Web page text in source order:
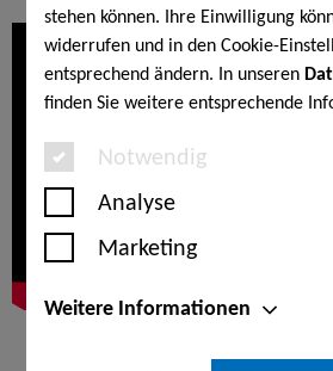
stehen können. Ihre Einwilligung
widerrufen und in den Cookie-
entsprechend ändern. In unseren
finden Sie weitere entsprechende
Notwendig
Analyse
Marketing
Weitere Informationen